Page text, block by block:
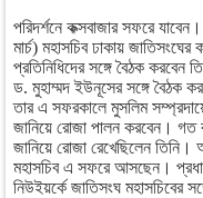
পরিদর্শনে কক্সবাজার সফরে
মার্চ) মহাসচিব ঢাকায়
প্রতিনিধিদের সঙ্গে বৈঠক করবেন
ড. মুহাম্মদ ইউনূসের সঙ্গে বৈঠক
তার এ সফরকালে মুসলিম
জানিয়ে রোজা পালন করবেন। গত
জানিয়ে রোজা রেখেছিলেন তিনি।
মহাসচিব এ সফরে আসছেন। প্রধান
নিউইয়র্কে জাতিসংঘ মহাসচিবের